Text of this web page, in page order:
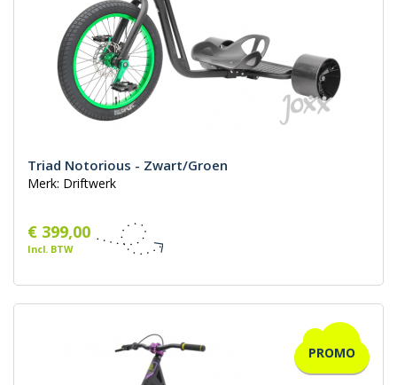
Triad Notorious - Zwart/Groen
Merk: Driftwerk
€ 399,00
Incl. BTW
PROMO